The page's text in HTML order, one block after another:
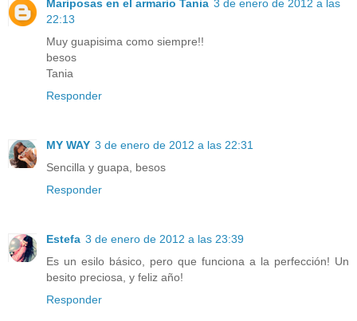
Mariposas en el armario Tania 3 de enero de 2012 a las
22:13
Muy guapisima como siempre!!
besos
Tania
Responder
MY WAY 3 de enero de 2012 a las 22:31
Sencilla y guapa, besos
Responder
Estefa 3 de enero de 2012 a las 23:39
Es un esilo básico, pero que funciona a la perfección! Un
besito preciosa, y feliz año!
Responder